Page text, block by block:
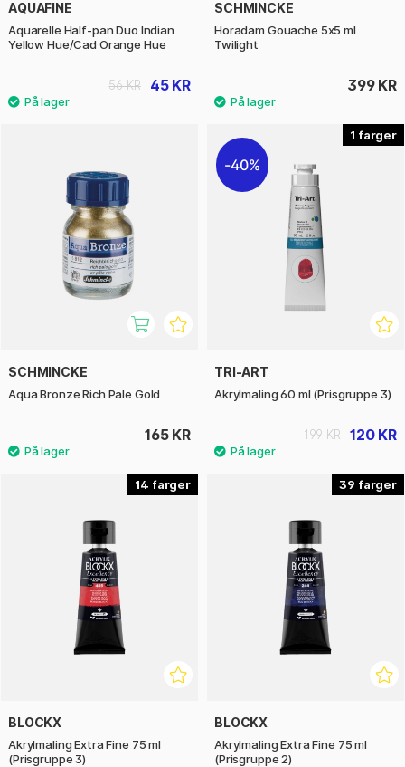
AQUAFINE
Aquarelle Half-pan Duo Indian
Yellow Hue/Cad Orange Hue
45 KR
56 KR
SCHMINCKE
Horadam Gouache 5x5 ml
Twilight
399 KR
SCHMINCKE
Aqua Bronze Rich Pale Gold
165 KR
1
40%
TRI-ART
Akrylmaling 60 ml (Prisgruppe 3)
120 KR
199 KR
14
BLOCKX
Akrylmaling Extra Fine 75 ml
(Prisgruppe 3)
39
BLOCKX
Akrylmaling Extra Fine 75 ml
(Prisgruppe 2)